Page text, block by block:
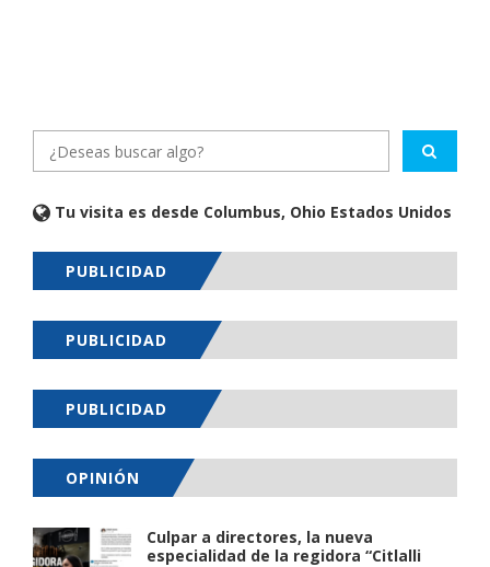
Tu visita es desde Columbus, Ohio Estados Unidos
PUBLICIDAD
PUBLICIDAD
PUBLICIDAD
OPINIÓN
Culpar a directores, la nueva
especialidad de la regidora “Citlalli